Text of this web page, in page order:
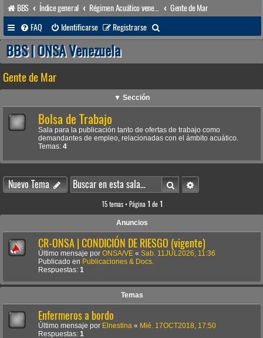
BBS Índice general Régimen Acuático venezolano
Gente de Mar
FAQ
Identificarse Registrarse
u
a
r
BBS | ONSA Venezuela
Gente de Mar
▼ Sección
Bolsa de Trabajo
Sala para la publicación tanto de ofertas de trabajo como
demandantes de empleo, relacionadas con el ámbito acuático.
Temas: 4
Nuevo Tema BuscarBúsqueda avanzada
15 temas • Página 1 de 1
Anuncios
CR-ONSA | CONDICIÓN DE RIESGO (vigente)
Último mensaje por ONSA/VE « Sab. 11JUL2026, 11:36
Publicado en Publicaciones & Docs.
Respuestas: 1
Temas
Enfermeros a bordo
Último mensaje por Elnestina « Mié. 17OCT2018, 17:50
Respuestas: 1